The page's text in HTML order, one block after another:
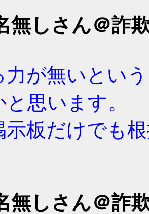
無しさん＠詐
力が無いとい
思います。
示板だけでも
無しさん＠詐